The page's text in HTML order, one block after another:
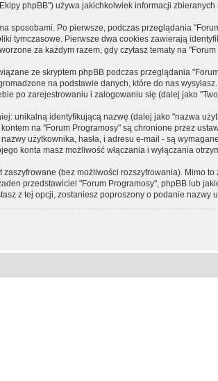
phpBB") używa jakichkolwiek informacji
sposobami. Po pierwsze, podczas przeglądania
tymczasowe. Pierwsze dwa cookies zawierają
za każdym razem, gdy czytasz tematy na
ze skryptem phpBB podczas przeglądania
na podstawie danych, które do nas
po zarejestrowaniu i zalogowaniu się (dalej jako
unikalną identyfikującą nazwę (dalej jako "nazwa
na "Forum Programosy" są chronione przez
użytkownika, hasła, i adresu e-mail - są
konta masz możliwość włączania i wyłączania
zaszyfrowane (bez możliwości rozszyfrowania). Mimo
przedstawiciel "Forum Programosy", phpBB lub
z tej opcji, zostaniesz poproszony o podanie